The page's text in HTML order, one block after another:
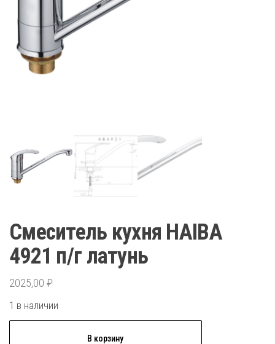
Смеситель кухня HAIBA
4921 п/г латунь
2025,00 ₽
1 в наличии
В корзину